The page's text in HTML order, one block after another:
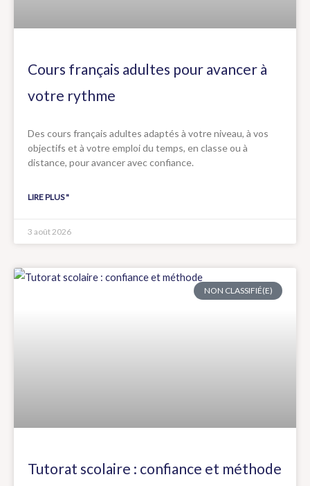
Cours français adultes pour avancer à
votre rythme
Des cours français adultes adaptés à votre niveau, à vos
objectifs et à votre emploi du temps, en classe ou à
distance, pour avancer avec confiance.
LIRE PLUS "
3 août 2026
NON CLASSIFIÉ(E)
Tutorat scolaire : confiance et méthode